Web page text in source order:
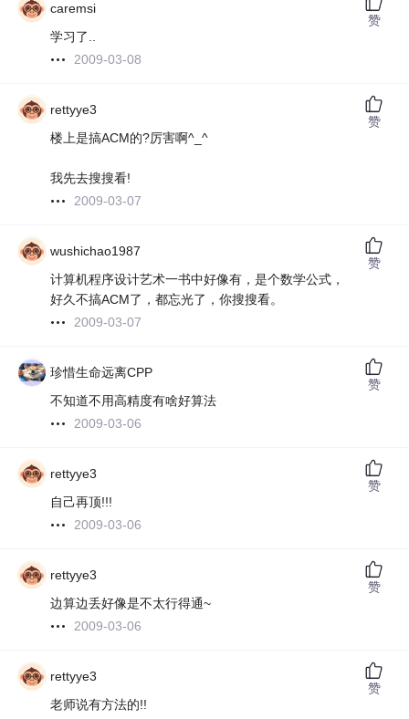
caremsi
学习了..
2009-03-08
赞
rettyye3
楼上是搞ACM的?厉害啊^_^
我先去搜搜看!
2009-03-07
赞
wushichao1987
计算机程序设计艺术一书中好像有，是个数学公式，
好久不搞ACM了，都忘光了，你搜搜看。
2009-03-07
赞
珍惜生命远离CPP
不知道不用高精度有啥好算法
2009-03-06
赞
rettyye3
自己再顶!!!
2009-03-06
赞
rettyye3
边算边丢好像是不太行得通~
2009-03-06
赞
rettyye3
老师说有方法的!!
赞